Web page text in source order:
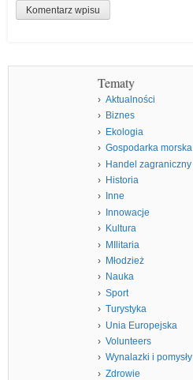
Tematy
Aktualności
Biznes
Ekologia
Gospodarka morska
Handel zagraniczny
Historia
Inne
Innowacje
Kultura
MIlitaria
Młodzież
Nauka
Sport
Turystyka
Unia Europejska
Volunteers
Wynalazki i pomysły
Zdrowie